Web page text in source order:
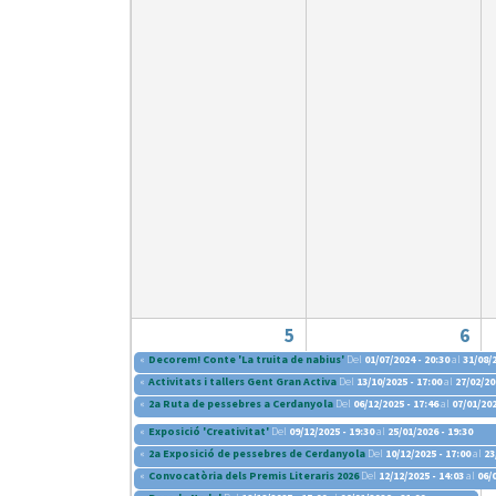
5 6
« Decorem! Conte 'La truita de nabius' Del 01/07/2024 - 20:30al 31/08/
« Activitats i tallers Gent Gran Activa Del 13/10/2025 - 17:00al 27/02/
« 2a Ruta de pessebres a Cerdanyola Del 06/12/2025 - 17:46al 07/01/
« Exposició 'Creativitat' Del 09/12/2025 - 19:30al 25/01/2026 - 19:30
« 2a Exposició de pessebres de Cerdanyola Del 10/12/2025 - 17:00al
« Convocatòria dels Premis Literaris 2026 Del 12/12/2025 - 14:03al 06/